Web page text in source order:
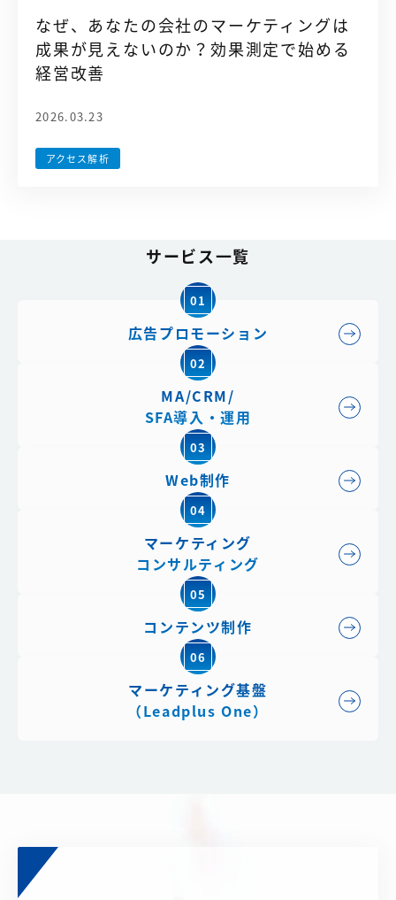
なぜ、あなたの会社のマーケティングは
成果が見えないのか？効果測定で始める
経営改善
2026.03.23
アクセス解析
サービス一覧
01
広告プロモーション
02
MA/CRM/
SFA導入・運用
03
Web制作
04
マーケティング
コンサルティング
05
コンテンツ制作
06
マーケティング基盤
（Leadplus One）